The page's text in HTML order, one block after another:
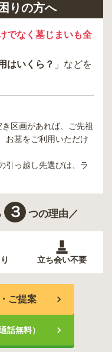
りの方へ
でなく墓じまいも全
はいくら？ 」などを
き区画があれば、ご先祖
お墓をご利用いただけ
引っ越し先選びは、ラ
３ つの理由／
立ち会い不要
ご提案
話無料）